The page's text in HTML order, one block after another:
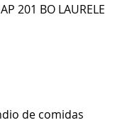
201 BO LAURELE
de comidas